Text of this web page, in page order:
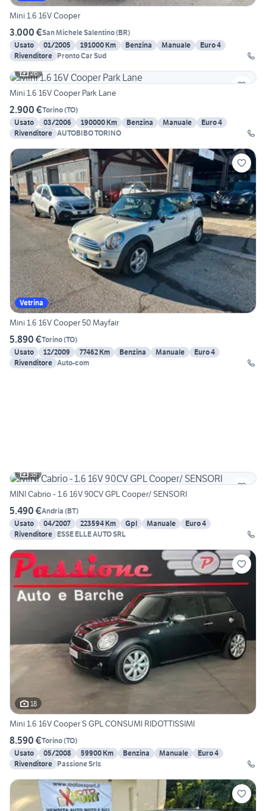
Mini 1.6 16V Cooper
3.000 €San Michele Salentino(BR)
Usato
01/2005 191000 Km Benzina Manuale
Euro 4
Rivenditore Pronto Car Sud
26
Mini 1.6 16V Cooper Park Lane
2.900 €Torino(TO)
Usato
03/2006 190000 Km Benzina Manuale
Euro 4
Rivenditore AUTOBIBO TORINO
Vetrina
Mini 1.6 16V Cooper 50 Mayfair
5.890 €Torino(TO)
Usato
12/2009 77462 Km Benzina Manuale
Euro 4
Rivenditore Auto-com
15
MINI Cabrio - 1.6 16V 90CV GPL Cooper/ SENSORI
5.490 €Andria (BT)
Usato
04/2007 223594 Km Gpl Manuale
Euro 4
Rivenditore
ESSE ELLE AUTO SRL
18
Mini 1.6 16V Cooper S GPL CONSUMI RIDOTTISSIMI
8.590 €Torino(TO)
Usato
05/2008 59900 Km Benzina Manuale
Euro 4
Rivenditore Passione Srls